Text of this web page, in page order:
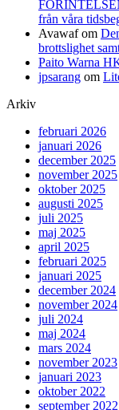
från våra
Avawafom
brottslighet
Paito Warna
jpsarang om
Arkiv
februari 2026
januari 2026
december 2025
november 2025
oktober 2025
augusti 2025
juli 2025
maj 2025
april 2025
februari 2025
januari 2025
december 2024
november 2024
juli 2024
maj 2024
mars 2024
november 2023
januari 2023
oktober 2022
september 2022